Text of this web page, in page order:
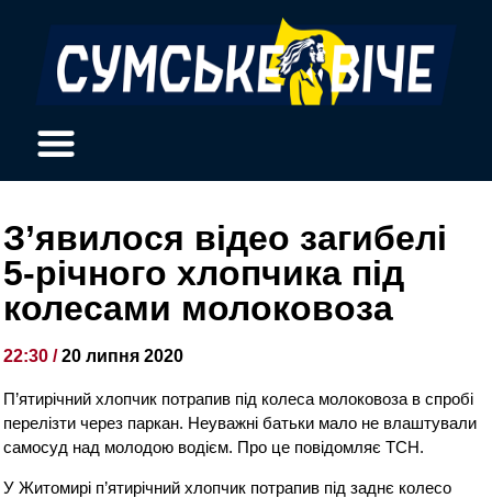
З’явилося відео загибелі
5-річного хлопчика під
колесами молоковоза
22:30 /20 липня 2020
П’ятирічний хлопчик потрапив під колеса молоковоза в спробі
перелізти через паркан. Неуважні батьки мало не влаштували
самосуд над молодою водієм. Про це повідомляє ТСН.
У Житомирі п’ятирічний хлопчик потрапив під заднє колесо